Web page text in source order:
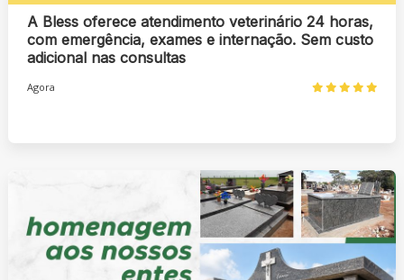
A Bless oferece atendimento veterinário 24 horas,
com emergência, exames e internação. Sem custo
adicional nas consultas
Agora